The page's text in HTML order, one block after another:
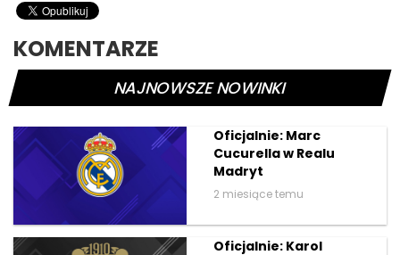
KOMENTARZE
NAJNOWSZE NOWINKI
Oficjalnie: Marc
Cucurella w Realu
Madryt
2 miesiące temu
Oficjalnie: Karol